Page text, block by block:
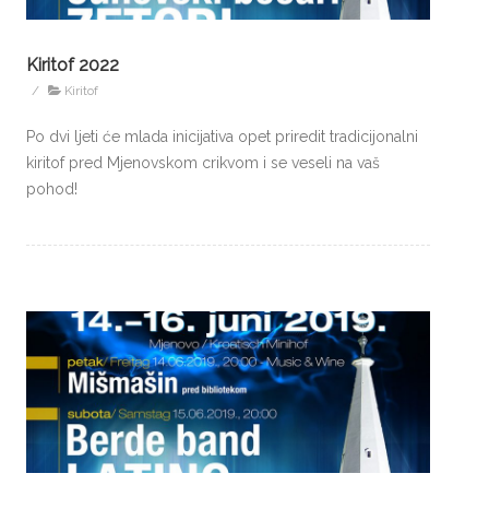
Kiritof 2022
/ Kiritof
Po dvi ljeti će mlada inicijativa opet priredit tradicijonalni
kiritof pred Mjenovskom crikvom i se veseli na vaš
pohod!